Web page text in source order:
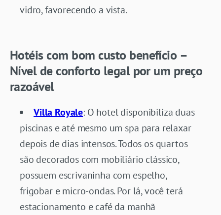
vidro, favorecendo a vista.
Hotéis com bom custo benefício –
Nível de conforto legal por um preço
razoável
Villa Royale: O hotel disponibiliza duas
piscinas e até mesmo um spa para relaxar
depois de dias intensos. Todos os quartos
são decorados com mobiliário clássico,
possuem escrivaninha com espelho,
frigobar e micro-ondas. Por lá, você terá
estacionamento e café da manhã